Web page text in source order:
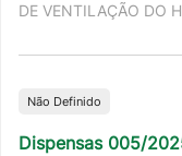
DE VENTILAÇÃO DO
Não Definido
Dispensas 005/